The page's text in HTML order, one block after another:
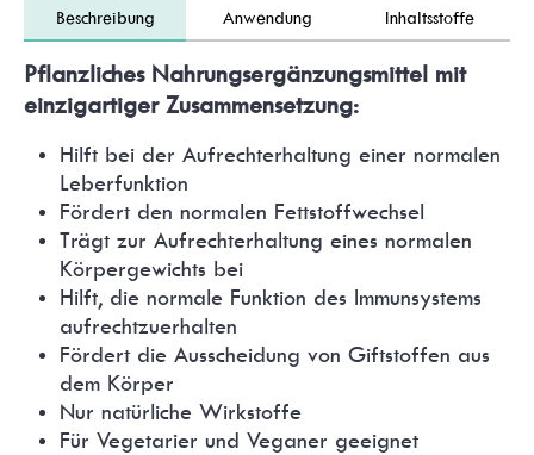
Beschreibung Anwendung Inhaltsstoffe
Pflanzliches Nahrungsergänzungsmittel mit
einzigartiger Zusammensetzung:
Hilft bei der Aufrechterhaltung einer normalen
Leberfunktion
Fördert den normalen Fettstoffwechsel
Trägt zur Aufrechterhaltung eines normalen
Körpergewichts bei
Hilft, die normale Funktion des Immunsystems
aufrechtzuerhalten
Fördert die Ausscheidung von Giftstoffen aus
dem Körper
Nur natürliche Wirkstoffe
Für Vegetarier und Veganer geeignet